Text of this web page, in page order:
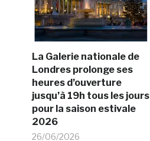
La Galerie nationale de
Londres prolonge ses
heures d’ouverture
jusqu’à 19h tous les jours
pour la saison estivale
2026
26/06/2026